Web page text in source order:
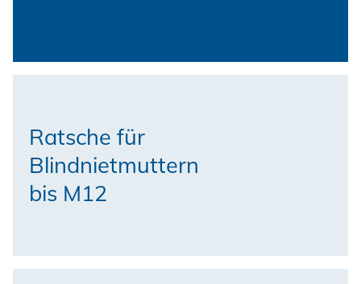
Ratsche für
Blindnietmuttern
bis M12